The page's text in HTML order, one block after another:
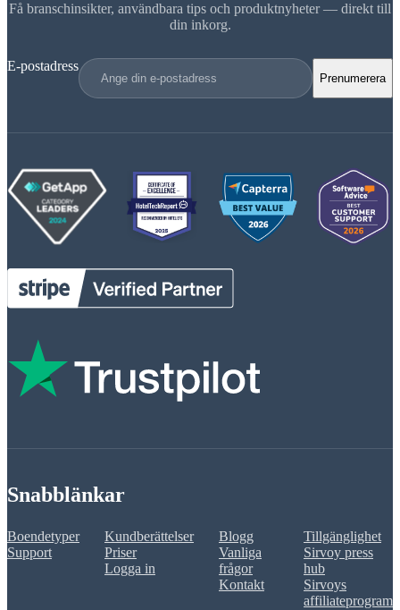
Få branschinsikter, användbara tips och produktnyheter — direkt till
din inkorg.
E-postadress
Prenumerera
Snabblänkar
Boendetyper
Support
Kundberättelser
Priser
Logga in
Blogg
Vanliga
frågor
Kontakt
Tillgänglighet
Sirvoy press
hub
Sirvoys
affiliateprogram